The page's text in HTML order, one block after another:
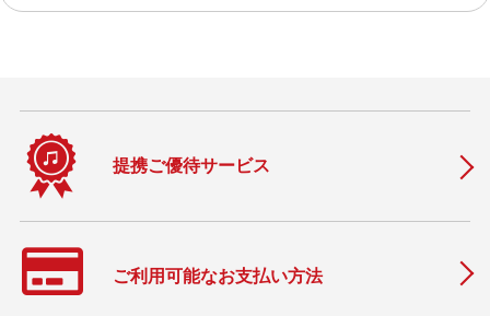
提携ご優待サービス
ご利用可能なお支払い方法